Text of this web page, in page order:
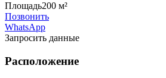
Площадь200 м²
Позвонить
WhatsApp
Запросить данные
Расположение